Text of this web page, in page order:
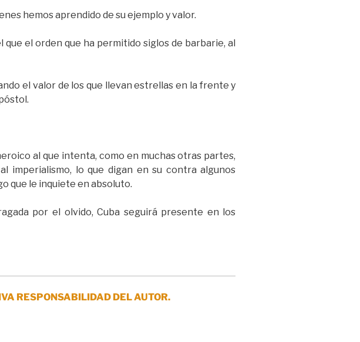
hemos aprendido de su ejemplo y valor.
el orden que ha permitido siglos de barbarie, al
el valor de los que llevan estrellas en la frente y
al que intenta, como en muchas otras partes,
imperialismo, lo que digan en su contra algunos
que le inquiete en absoluto.
por el olvido, Cuba seguirá presente en los
RESPONSABILIDAD DEL AUTOR.